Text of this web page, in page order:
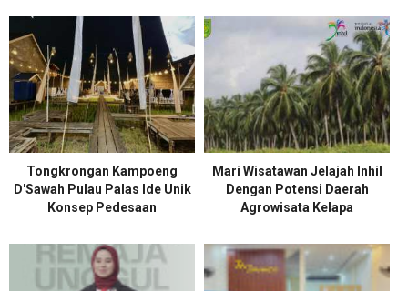
Tongkrongan Kampoeng
D'Sawah Pulau Palas Ide Unik
Konsep Pedesaan
Mari Wisatawan Jelajah Inhil
Dengan Potensi Daerah
Agrowisata Kelapa